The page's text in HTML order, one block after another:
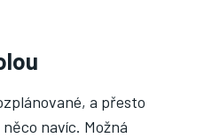
a přesto
navíc. Možná